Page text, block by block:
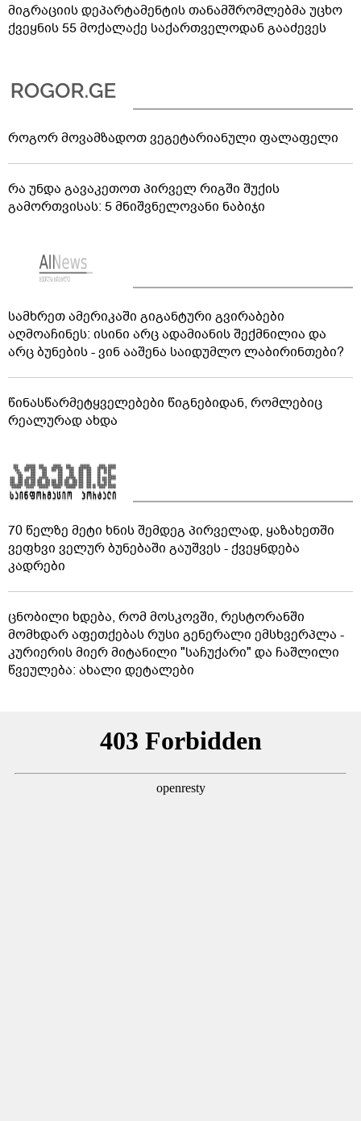
მიგრაციის დეპარტამენტის თანამშრომლებმა უცხო
ქვეყნის 55 მოქალაქე საქართველოდან გააძევეს
როგორ მოვამზადოთ ვეგეტარიანული ფალაფელი
რა უნდა გავაკეთოთ პირველ რიგში შუქის
გამორთვისას: 5 მნიშვნელოვანი ნაბიჯი
სამხრეთ ამერიკაში გიგანტური გვირაბები
აღმოაჩინეს: ისინი არც ადამიანის შექმნილია და
არც ბუნების - ვინ ააშენა საიდუმლო ლაბირინთები?
წინასწარმეტყველებები წიგნებიდან, რომლებიც
რეალურად ახდა
70 წელზე მეტი ხნის შემდეგ პირველად, ყაზახეთში
ვეფხვი ველურ ბუნებაში გაუშვეს - ქვეყნდება
კადრები
ცნობილი ხდება, რომ მოსკოვში, რესტორანში
მომხდარ აფეთქებას რუსი გენერალი ემსხვერპლა -
კურიერის მიერ მიტანილი "საჩუქარი" და ჩაშლილი
წვეულება: ახალი დეტალები